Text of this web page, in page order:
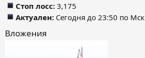
Стоп лосс: 3,175
Актуален: Сегодня до 23:50 по Мск
Вложения